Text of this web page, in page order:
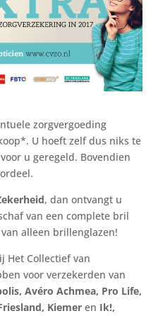
zorgvergoeding
U hoeft zelf dus niks te
u geregeld. Bovendien
, dan ontvangt u
van een complete bril
alleen brillenglazen!
Het Collectief van
voor verzekerden van
Avéro Achmea, Pro Life,
Kiemer en Ik!,